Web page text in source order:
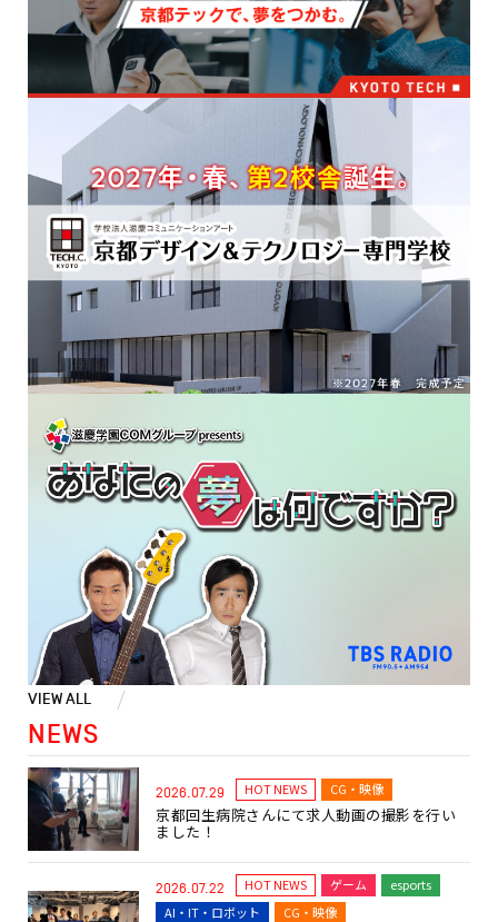
VIEW ALL
NEWS
2026.07.29 HOT NEWS CG・映像
京都回生病院さんにて求人動画の撮影を行い
ました！
2026.07.22 HOT NEWS ゲーム
esports
AI・IT・ロボット
CG・映像